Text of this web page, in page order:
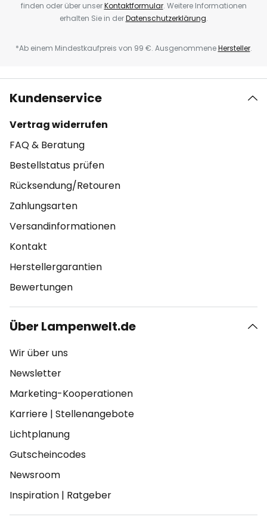
finden oder über unserKontaktformular. Weitere Informationen
erhalten Sie in derDatenschutzerklärung.
*Ab einem Mindestkaufpreis von 99 €. AusgenommeneHersteller.
Kundenservice
Vertrag widerrufen
FAQ & Beratung
Bestellstatus prüfen
Rücksendung/Retouren
Zahlungsarten
Versandinformationen
Kontakt
Herstellergarantien
Bewertungen
Über Lampenwelt.de
Wir über uns
Newsletter
Marketing-Kooperationen
Karriere | Stellenangebote
Lichtplanung
Gutscheincodes
Newsroom
Inspiration | Ratgeber